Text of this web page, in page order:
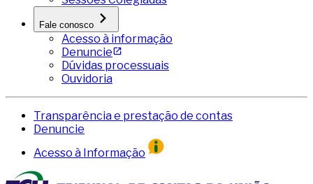
Fale conosco
Acesso à informação
Denuncie
Dúvidas processuais
Ouvidoria
Transparência e prestação de contas
Denuncie
Acesso à Informação